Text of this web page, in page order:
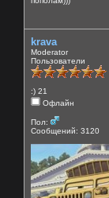
krava
Moderator
Пользователи
:) 21
Офлайн
Пол:
Сообщений: 3120